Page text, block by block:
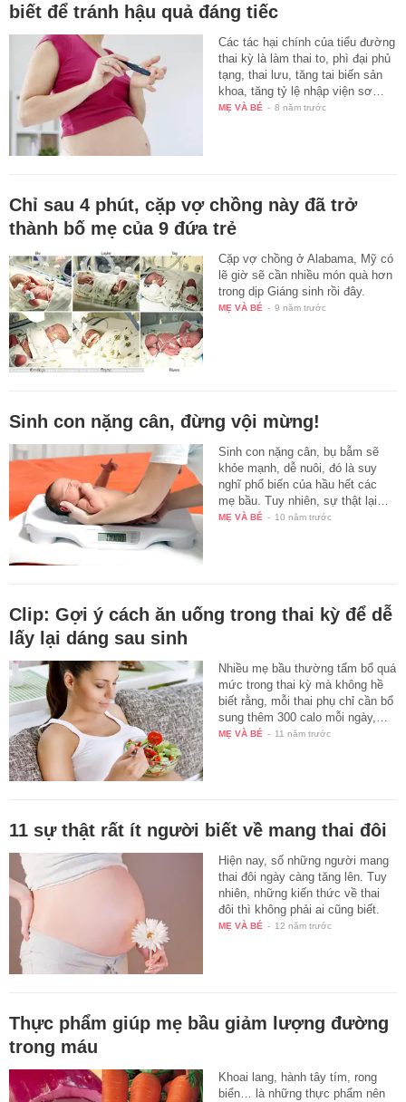
biết để tránh hậu quả đáng tiếc
Các tác hại chính của tiểu đường
thai kỳ là làm thai to, phì đại phủ
tạng, thai lưu, tăng tai biến sản
khoa, tăng tỷ lệ nhập viện sơ…
MẸ VÀ BÉ - 8 năm trước
Chỉ sau 4 phút, cặp vợ chồng này đã trở
thành bố mẹ của 9 đứa trẻ
Cặp vợ chồng ở Alabama, Mỹ có
lẽ giờ sẽ cần nhiều món quà hơn
trong dịp Giáng sinh rồi đây.
MẸ VÀ BÉ - 9 năm trước
Sinh con nặng cân, đừng vội mừng!
Sinh con nặng cân, bụ bẫm sẽ
khỏe mạnh, dễ nuôi, đó là suy
nghĩ phổ biến của hầu hết các
mẹ bầu. Tuy nhiên, sự thật lại…
MẸ VÀ BÉ - 10 năm trước
Clip: Gợi ý cách ăn uống trong thai kỳ để dễ
lấy lại dáng sau sinh
Nhiều mẹ bầu thường tẩm bổ quá
mức trong thai kỳ mà không hề
biết rằng, mỗi thai phụ chỉ cần bổ
sung thêm 300 calo mỗi ngày,…
MẸ VÀ BÉ - 11 năm trước
11 sự thật rất ít người biết về mang thai đôi
Hiện nay, số những người mang
thai đôi ngày càng tăng lên. Tuy
nhiên, những kiến thức về thai
đôi thì không phải ai cũng biết.
MẸ VÀ BÉ - 12 năm trước
Thực phẩm giúp mẹ bầu giảm lượng đường
trong máu
Khoai lang, hành tây tím, rong
biển… là những thực phẩm nên